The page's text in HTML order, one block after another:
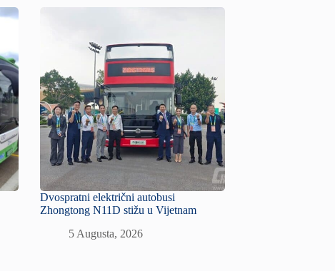
Dvospratni električni autobusi
Zhongtong N11D stižu u Vijetnam
5 Augusta, 2026